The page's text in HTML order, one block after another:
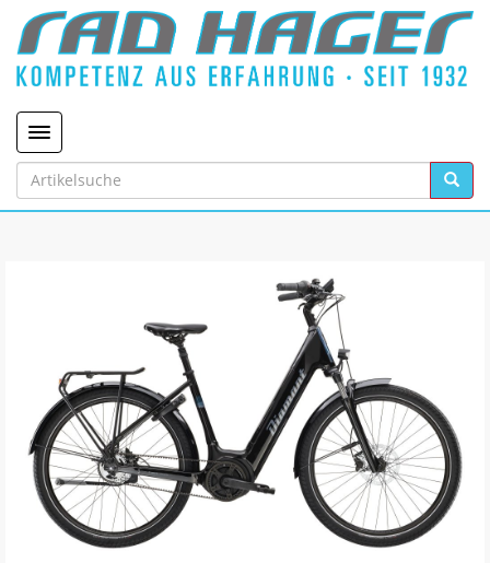
Toggle navigation